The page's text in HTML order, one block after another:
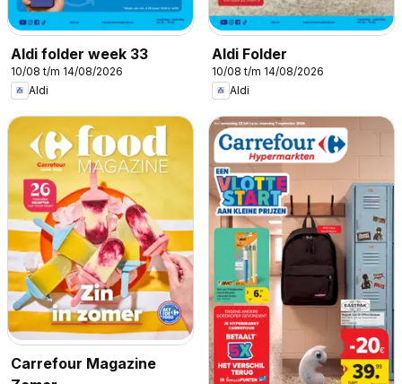
Aldi folder week 33
10/08 t/m 14/08/2026
Aldi
Aldi Folder
10/08 t/m 14/08/2026
Aldi
Carrefour Magazine